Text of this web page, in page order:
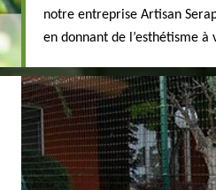
notre entreprise Artisan
en donnant de l’esthétisme